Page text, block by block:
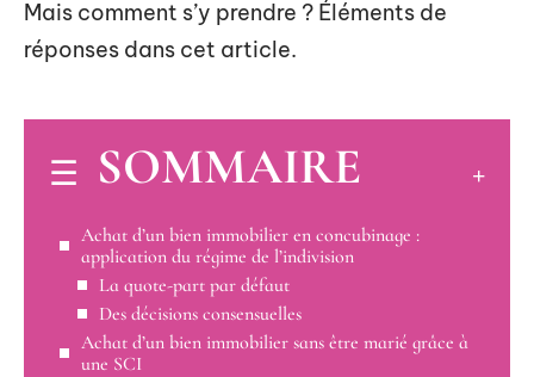
Mais comment s’y prendre ? Éléments de
réponses dans cet article.
SOMMAIRE
Achat d’un bien immobilier en concubinage :
application du régime de l’indivision
La quote-part par défaut
Des décisions consensuelles
Achat d’un bien immobilier sans être marié grâce à
une SCI